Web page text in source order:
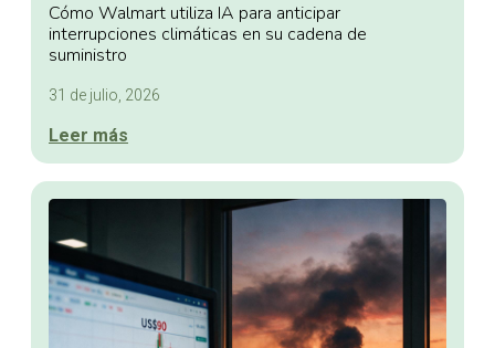
Cómo Walmart utiliza IA para anticipar
interrupciones climáticas en su cadena de
suministro
31 de julio, 2026
Leer más